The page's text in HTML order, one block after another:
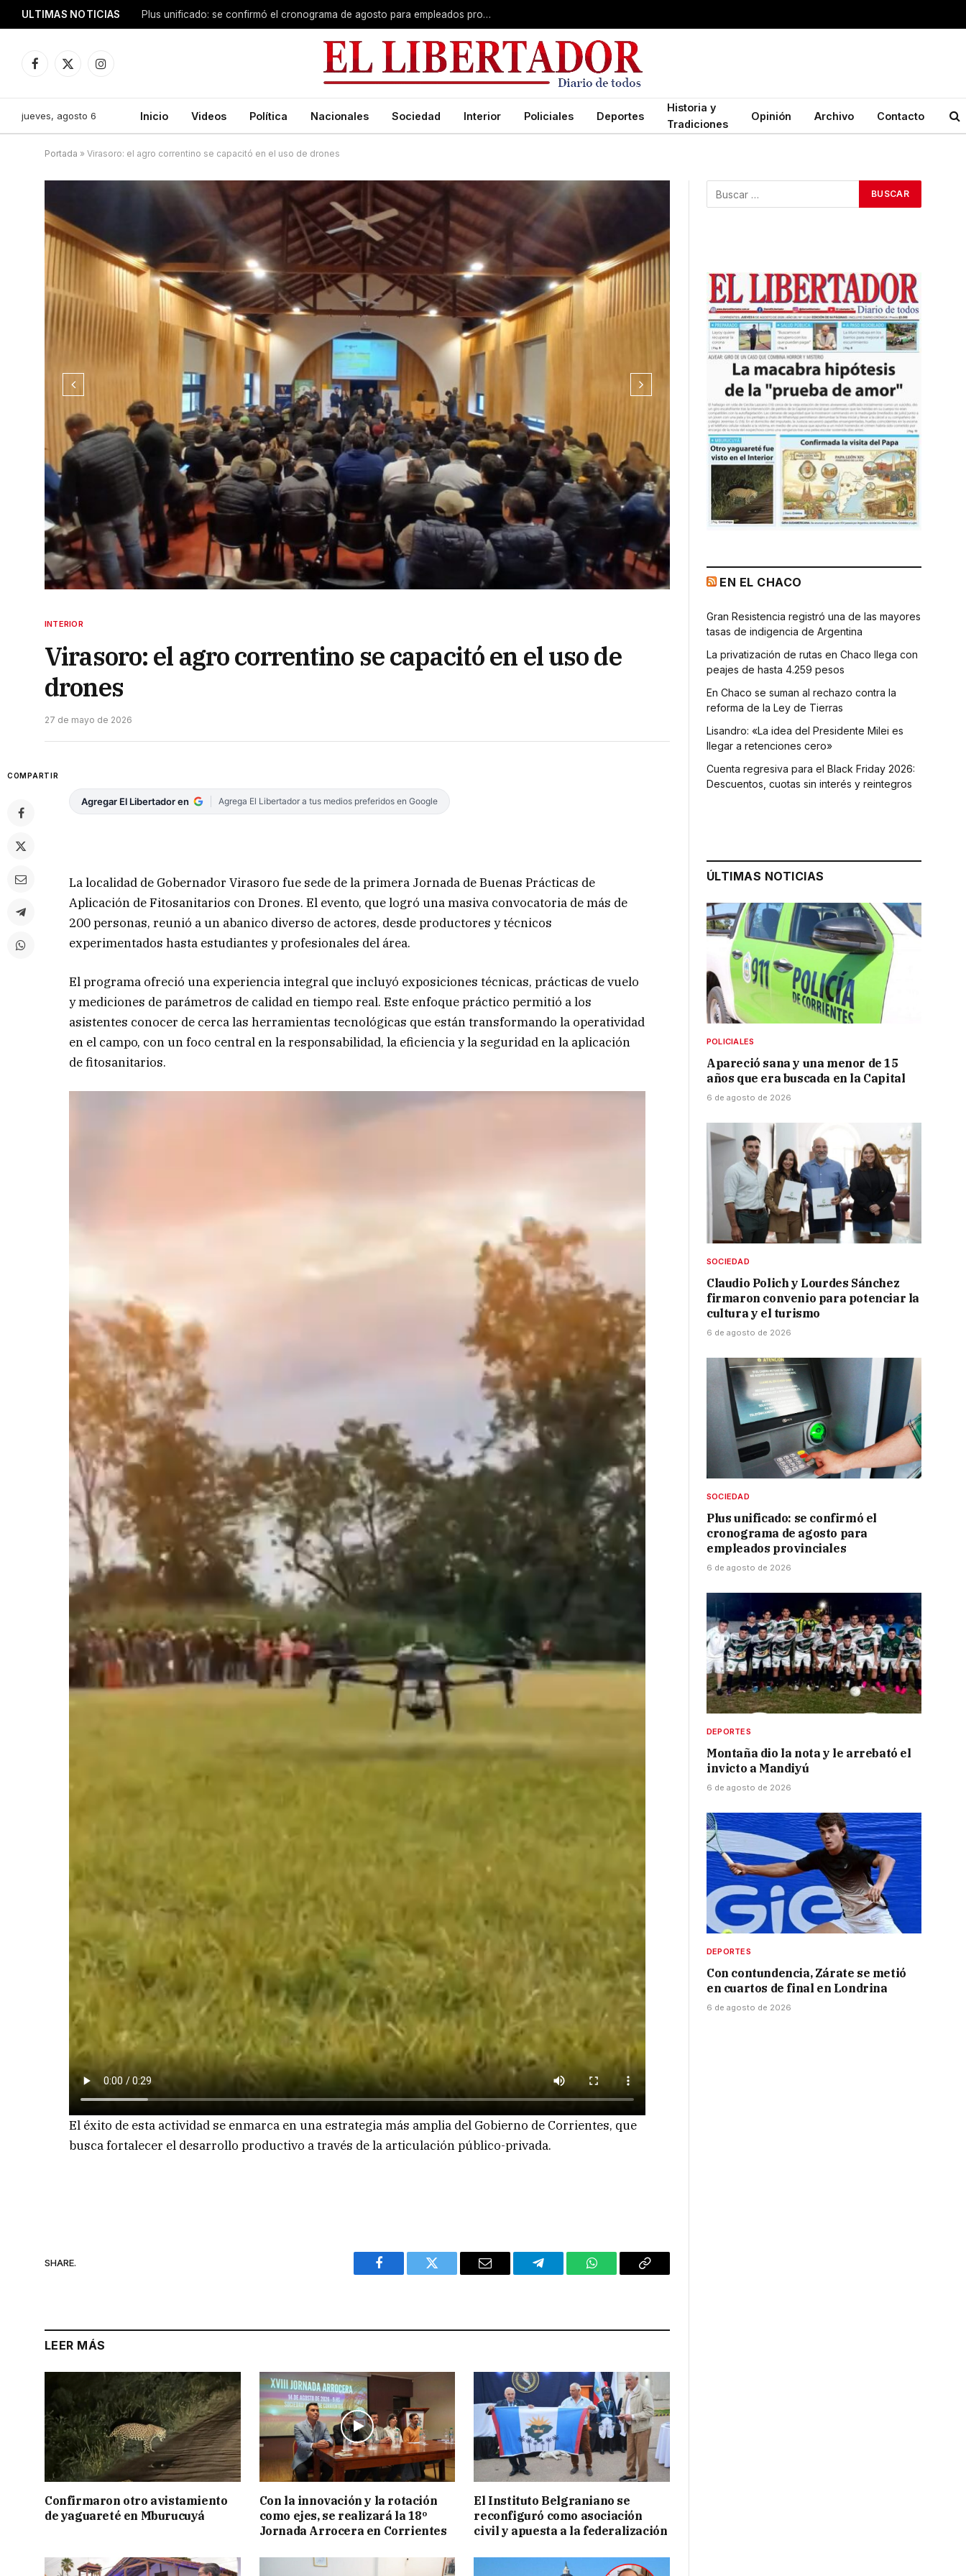
ULTIMAS NOTICIAS Plus unificado: se confirmó el cronograma de agosto para empleados provinciales
Facebook
X
Instagram
jueves, agosto 6 Inicio Videos Política Nacionales Sociedad Interior Policiales Deportes
Historia y
Tradiciones
Opinión Archivo Contacto
Portada » Virasoro: el agro correntino se capacitó en el uso de drones
INTERIOR
Virasoro: el agro correntino se capacitó en el uso de
drones
27 de mayo de 2026
COMPARTIR
Agregar El Libertador en Agrega El Libertador a tus medios preferidos en Google
La localidad de Gobernador Virasoro fue sede de la primera Jornada de Buenas Prácticas de
Aplicación de Fitosanitarios con Drones. El evento, que logró una masiva convocatoria de más de
200 personas, reunió a un abanico diverso de actores, desde productores y técnicos
experimentados hasta estudiantes y profesionales del área.
El programa ofreció una experiencia integral que incluyó exposiciones técnicas, prácticas de vuelo
y mediciones de parámetros de calidad en tiempo real. Este enfoque práctico permitió a los
asistentes conocer de cerca las herramientas tecnológicas que están transformando la operatividad
en el campo, con un foco central en la responsabilidad, la eficiencia y la seguridad en la aplicación
de fitosanitarios.
El éxito de esta actividad se enmarca en una estrategia más amplia del Gobierno de Corrientes, que
busca fortalecer el desarrollo productivo a través de la articulación público-privada.
SHARE.
Facebook Twitter Email Telegram WhatsAppCopy
LEER MÁS
Confirmaron otro avistamiento
de yaguareté en Mburucuyá
Con la innovación y la rotación
como ejes, se realizará la 18º
Jornada Arrocera en Corrientes
El Instituto Belgraniano se
reconfiguró como asociación
civil y apuesta a la federalización
EN EL CHACO
Gran Resistencia registró una de las mayores
tasas de indigencia de Argentina
La privatización de rutas en Chaco llega con
peajes de hasta 4.259 pesos
En Chaco se suman al rechazo contra la
reforma de la Ley de Tierras
Lisandro: «La idea del Presidente Milei es
llegar a retenciones cero»
Cuenta regresiva para el Black Friday 2026:
Descuentos, cuotas sin interés y reintegros
ÚLTIMAS NOTICIAS
POLICIALES
Apareció sana y una menor de 15
años que era buscada en la Capital
6 de agosto de 2026
SOCIEDAD
Claudio Polich y Lourdes Sánchez
firmaron convenio para potenciar la
cultura y el turismo
6 de agosto de 2026
SOCIEDAD
Plus unificado: se confirmó el
cronograma de agosto para
empleados provinciales
6 de agosto de 2026
DEPORTES
Montaña dio la nota y le arrebató el
invicto a Mandiyú
6 de agosto de 2026
DEPORTES
Con contundencia, Zárate se metió
en cuartos de final en Londrina
6 de agosto de 2026